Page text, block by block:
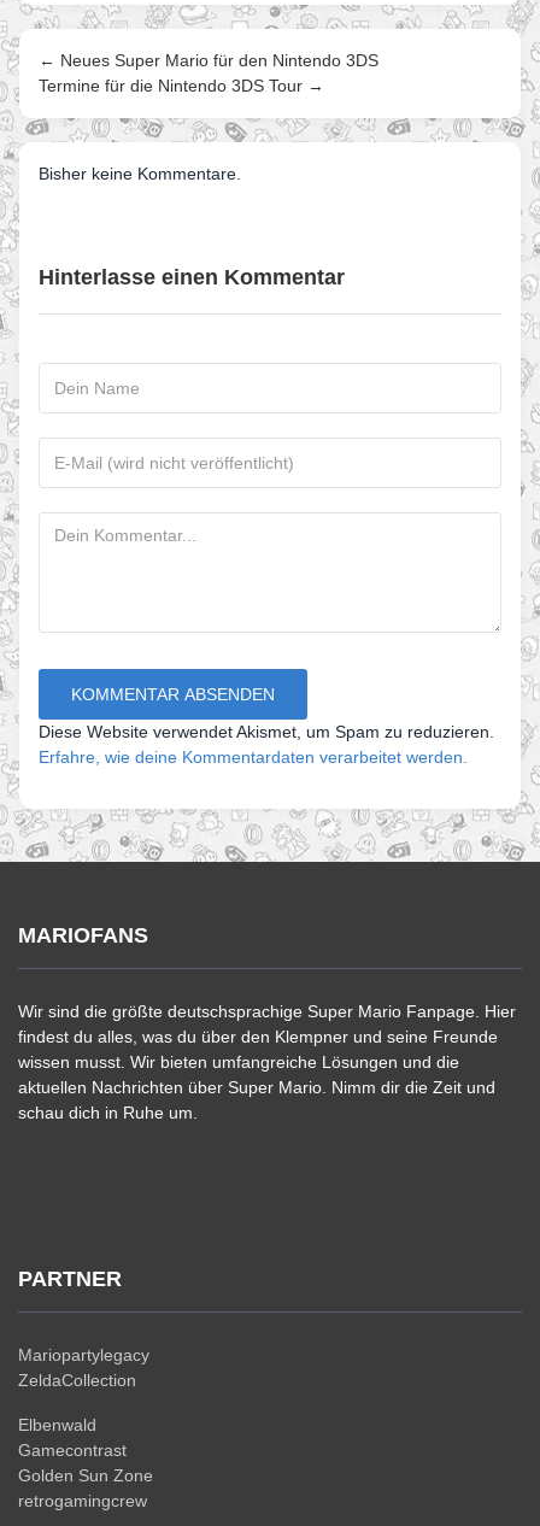
← Neues Super Mario für den Nintendo 3DS
Termine für die Nintendo 3DS Tour →
Bisher keine Kommentare.
Hinterlasse einen Kommentar
Diese Website verwendet Akismet, um Spam zu reduzieren.
Erfahre, wie deine Kommentardaten verarbeitet werden.
MARIOFANS
Wir sind die größte deutschsprachige Super Mario Fanpage. Hier
findest du alles, was du über den Klempner und seine Freunde
wissen musst. Wir bieten umfangreiche Lösungen und die
aktuellen Nachrichten über Super Mario. Nimm dir die Zeit und
schau dich in Ruhe um.
PARTNER
Mariopartylegacy
ZeldaCollection
Elbenwald
Gamecontrast
Golden Sun Zone
retrogamingcrew